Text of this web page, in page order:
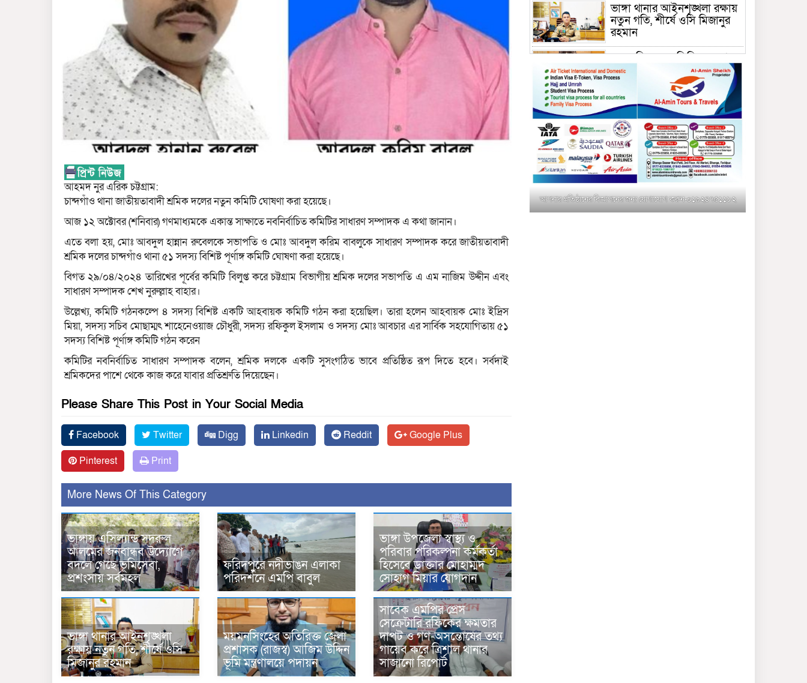
আহমদ নুর এরিক চট্টগ্রাম:
চান্দগাঁও থানা জাতীয়তাবাদী শ্রমিক দলের নতুন কমিটি ঘোষণা করা হয়েছে।
আজ ১২ অক্টোবর (শনিবার) গণমাধ্যমকে একান্ত সাক্ষাতে নবনির্বাচিত কমিটির সাধারণ সম্পাদক এ কথা জানান।
এতে বলা হয়, মোঃ আবদুল হান্নান রুবেলকে সভাপতি ও মোঃ আবদুল করিম বাবলুকে সাধারণ সম্পাদক করে জাতীয়তাবাদী
শ্রমিক দলের চান্দগাঁও থানা ৫১ সদস্য বিশিষ্ট পূর্ণাঙ্গ কমিটি ঘোষণা করা হয়েছে।
বিগত ২৯/০৪/২০২৪ তারিখের পূর্বের কমিটি বিলুপ্ত করে চট্টগ্রাম বিভাগীয় শ্রমিক দলের সভাপতি এ এম নাজিম উদ্দীন এবং
সাধারণ সম্পাদক শেখ নুরুল্লাহ বাহার।
উল্লেখ্য, কমিটি গঠনকল্পে ৪ সদস্য বিশিষ্ট একটি আহবায়ক কমিটি গঠন করা হয়েছিল। তারা হলেন আহবায়ক মোঃ ইদ্রিস
মিয়া, সদস্য সচিব মোছাম্মৎ শাহেনেওয়াজ চৌধুরী, সদস্য রফিকুল ইসলাম ও সদস্য মোঃ আবচার এর সার্বিক সহযোগিতায় ৫১
সদস্য বিশিষ্ট পূর্ণাঙ্গ কমিটি গঠন করেন
কমিটির নবনির্বাচিত সাধারণ সম্পাদক বলেন, শ্রমিক দলকে একটি সুসংগঠিত ভাবে প্রতিষ্ঠিত রূপ দিতে হবে। সর্বদাই
শ্রমিকদের পাশে থেকে কাজ করে যাবার প্রতিশ্রুতি দিয়েছেন।
Please Share This Post in Your Social Media
Facebook Twitter Digg Linkedin Reddit
Google Plus
Pinterest
Print
More News Of This Category
ভাঙ্গায় এসিল্যান্ড সদরুল
আলমের জনবান্ধব উদ্যোগে
বদলে গেছে ভূমিসেবা,
প্রশংসায় সর্বমহল
ফরিদপুরে নদীভাঙন এলাকা
পরিদর্শনে এমপি বাবুল
ভাঙ্গা উপজেলা স্বাস্থ্য ও
পরিবার পরিকল্পনা কর্মকর্তা
হিসেবে ডাক্তার মোহাম্মদ
সোহাগ মিয়ার যোগদান
ভাঙ্গা থানার আইনশৃঙ্খলা
রক্ষায় নতুন গতি, শীর্ষে ওসি
মিজানুর রহমান
ময়মনসিংহের অতিরিক্ত জেলা
প্রশাসক (রাজস্ব) আজিম উদ্দিন
ভূমি মন্ত্রণালয়ে পদায়ন
সাবেক এমপির প্রেস
সেক্রেটারি রফিকের ক্ষমতার
দাপট ও গণ-অসন্তোষের তথ্য
গায়েব করে ত্রিশাল থানার
সাজানো রিপোর্ট
ভাঙ্গা থানার আইনশৃঙ্খলা রক্ষায়
নতুন গতি, শীর্ষে ওসি মিজানুর
রহমান
ময়মনসিংহের অতিরিক্ত জেলা
প্রশাসক (রাজস্ব) আজিম উদ্দিন
ভূমি মন্ত্রণালয়ে পদায়ন
সাবেক এমপির প্রেস সেক্রেটারি
রফিকের ক্ষমতার দাপট ও গণ-
অসন্তোষের তথ্য গায়েব করে
ত্রিশাল থানার সাজানো রিপোর্ট
মুক্তাগাছায় জুলাই শহীদ
সামিদের কবর জিয়ারত ও পৌর
কমিটির কার্যক্রম শুরু
শহিদুল ইসলাম বাবুলের হাত
আপনার প্রতিষ্ঠানের বিজ্ঞাপনের জন্য যোগাযোগ করুন-০১৯২৪৭৫১১৮২